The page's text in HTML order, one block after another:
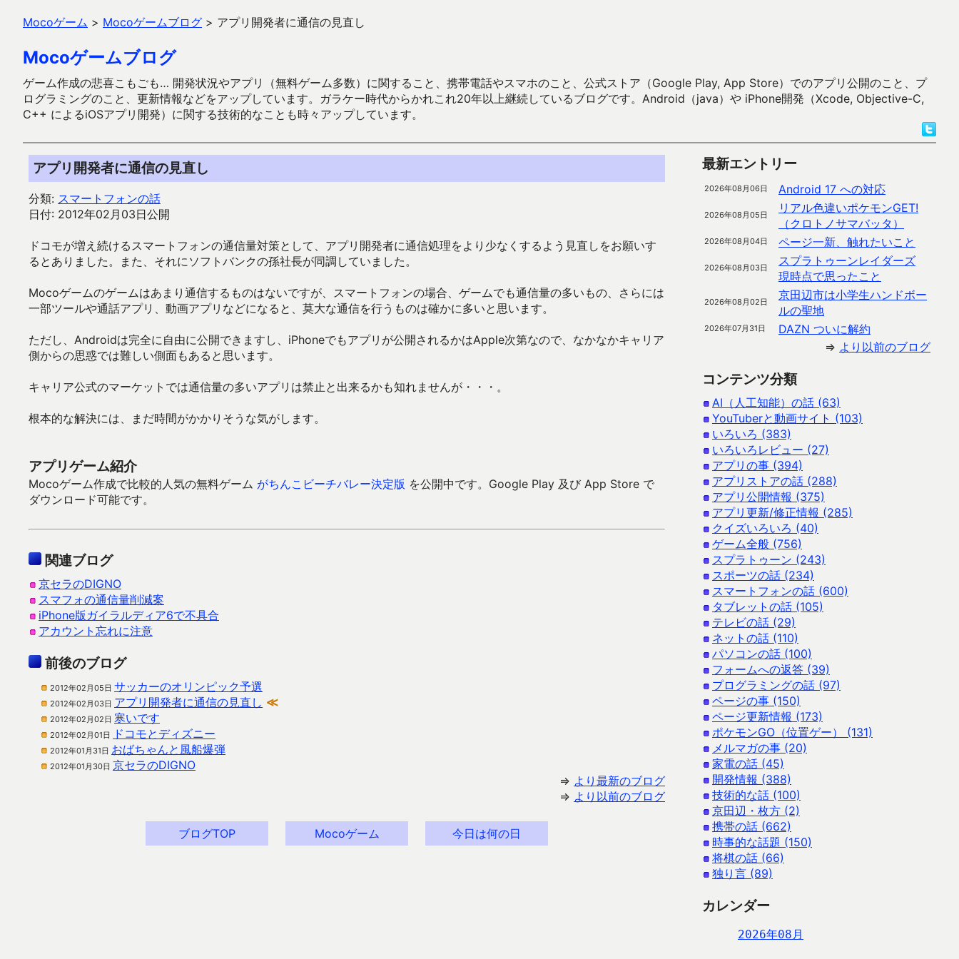
Mocoゲーム > Mocoゲームブログ > アプリ開発者に通信の見直し
Mocoゲームブログ
ゲーム作成の悲喜こもごも… 開発状況やアプリ（無料ゲーム多数）に関すること、携帯電話やスマホのこと、公式ストア（Google Play, App Store）でのアプリ公開のこと、プ
ログラミングのこと、更新情報などをアップしています。ガラケー時代からかれこれ20年以上継続しているブログです。Android（java）や iPhone開発（Xcode, Objective-C,
C++ によるiOSアプリ開発）に関する技術的なことも時々アップしています。
アプリ開発者に通信の見直し
分類: スマートフォンの話
日付: 2012年02月03日公開
ドコモが増え続けるスマートフォンの通信量対策として、アプリ開発者に通信処理をより少なくするよう見直しをお願いす
るとありました。また、それにソフトバンクの孫社長が同調していました。
Mocoゲームのゲームはあまり通信するものはないですが、スマートフォンの場合、ゲームでも通信量の多いもの、さらには
一部ツールや通話アプリ、動画アプリなどになると、莫大な通信を行うものは確かに多いと思います。
ただし、Androidは完全に自由に公開できますし、iPhoneでもアプリが公開されるかはApple次第なので、なかなかキャリア
側からの思惑では難しい側面もあると思います。
キャリア公式のマーケットでは通信量の多いアプリは禁止と出来るかも知れませんが・・・。
根本的な解決には、まだ時間がかかりそうな気がします。
アプリゲーム紹介
Mocoゲーム作成で比較的人気の無料ゲーム がちんこビーチバレー決定版 を公開中です。Google Play 及び App Store で
ダウンロード可能です。
関連ブログ
京セラのDIGNO
スマフォの通信量削減案
iPhone版ガイラルディア6で不具合
アカウント忘れに注意
前後のブログ
2012年02月05日 サッカーのオリンピック予選
2012年02月03日 アプリ開発者に通信の見直し ≪
2012年02月02日 寒いです
2012年02月01日 ドコモとディズニー
2012年01月31日 おばちゃんと風船爆弾
2012年01月30日 京セラのDIGNO
⇒ より最新のブログ
⇒ より以前のブログ
ブログTOP Mocoゲーム 今日は何の日
最新エントリー
2026年08月06日 Android 17 への対応
2026年08月05日
リアル色違いポケモンGET!
（クロトノサマバッタ）
2026年08月04日 ページ一新、触れたいこと
2026年08月03日
スプラトゥーンレイダーズ
現時点で思ったこと
2026年08月02日
京田辺市は小学生ハンドボー
ルの聖地
2026年07月31日
DAZN ついに解約
⇒ より以前のブログ
コンテンツ分類
AI（人工知能）の話 (63)
YouTuberと動画サイト (103)
いろいろ (383)
いろいろレビュー (27)
アプリの事 (394)
アプリストアの話 (288)
アプリ公開情報 (375)
アプリ更新/修正情報 (285)
クイズいろいろ (40)
ゲーム全般 (756)
スプラトゥーン (243)
スポーツの話 (234)
スマートフォンの話 (600)
タブレットの話 (105)
テレビの話 (29)
ネットの話 (110)
パソコンの話 (100)
フォームへの返答 (39)
プログラミングの話 (97)
ページの事 (150)
ページ更新情報 (173)
ポケモンGO（位置ゲー） (131)
メルマガの事 (20)
家電の話 (45)
開発情報 (388)
技術的な話 (100)
京田辺・枚方 (2)
携帯の話 (662)
時事的な話題 (150)
将棋の話 (66)
独り言 (89)
カレンダー
2026年08月